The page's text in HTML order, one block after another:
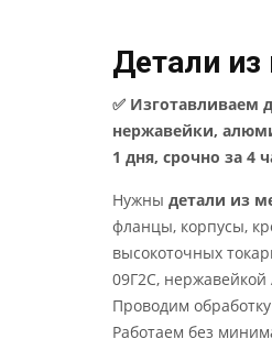
Детали из
✅ Изготавливаем
нержавейки,
1 дня, срочно за 4
Нужны детали из
фланцы, корпусы,
высокоточных
09Г2С,
Проводим
Работаем без